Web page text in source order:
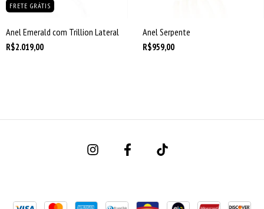
FRETE GRÁTIS
Anel Emerald com Trillion Lateral
R$2.019,00
Anel Serpente
R$959,00